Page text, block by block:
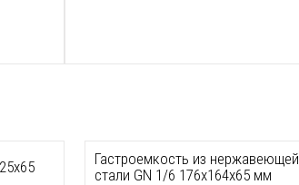
Гастроемкость из нержавеющей
стали GN 1/6 176х164х65 мм